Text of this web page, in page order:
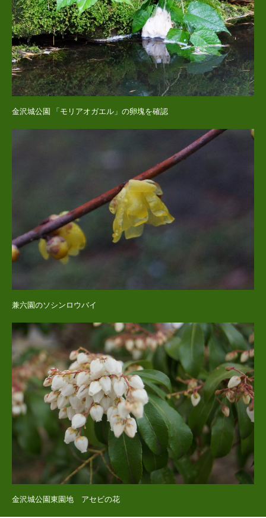
金沢城公園 「モリアオガエル」の卵塊を確認
兼六園のソシンロウバイ
金沢城公園東園地 アセビの花